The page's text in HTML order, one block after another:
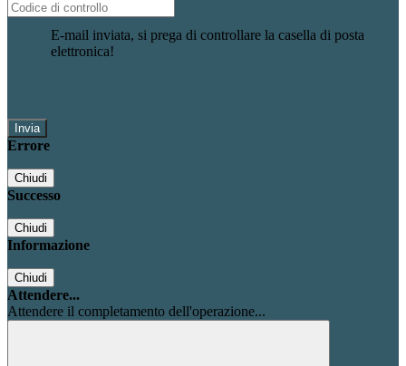
E-mail inviata, si prega di controllare la casella di posta
elettronica!
Errore
Chiudi
Successo
Chiudi
Informazione
Chiudi
Attendere...
Attendere il completamento dell'operazione...